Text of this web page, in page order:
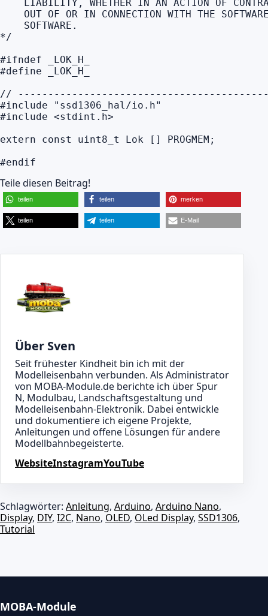
LIABILITY, WHETHER IN AN ACTION OF
OUT OF OR IN CONNECTION WITH THE
    SOFTWARE.
*/
#ifndef _LOK_H_
#define _LOK_H_
//
#include "ssd1306_hal/io.h"
#include <stdint.h>
extern const uint8_t Lok [] PROGMEM;
#endif
Teile diesen Beitrag!
teilen teilen merken
teilen teilen E-Mail
Über Sven
Seit frühester Kindheit bin ich mit der
Modelleisenbahn verbunden. Als Administrator
von MOBA-Module.de berichte ich über Spur
N, Modulbau, Landschaftsgestaltung und
Modelleisenbahn-Elektronik. Dabei entwickle
und dokumentiere ich eigene Projekte,
Anleitungen und offene Lösungen für andere
Modellbahnbegeisterte.
WebsiteInstagramYouTube
Schlagwörter: Anleitung, Arduino, Arduino Nano,
Display, DIY, I2C, Nano, OLED, OLed Display, SSD1306,
Tutorial
MOBA-Module